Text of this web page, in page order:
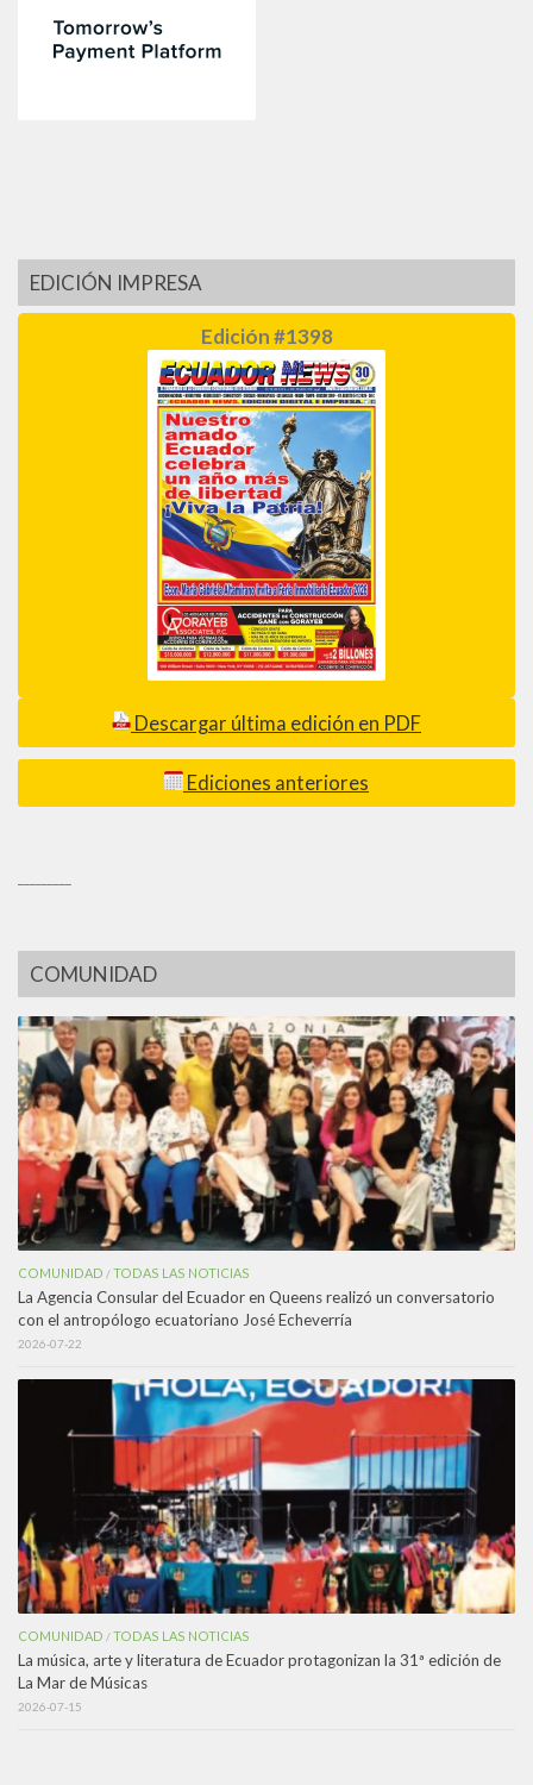
EDICIÓN IMPRESA
Edición #1398
Descargar última edición en PDF
Ediciones anteriores
COMUNIDAD
COMUNIDAD /TODAS LAS NOTICIAS
La Agencia Consular del Ecuador en Queens realizó un conversatorio
con el antropólogo ecuatoriano José Echeverría
2026-07-22
COMUNIDAD /TODAS LAS NOTICIAS
La música, arte y literatura de Ecuador protagonizan la 31ª edición de
La Mar de Músicas
2026-07-15